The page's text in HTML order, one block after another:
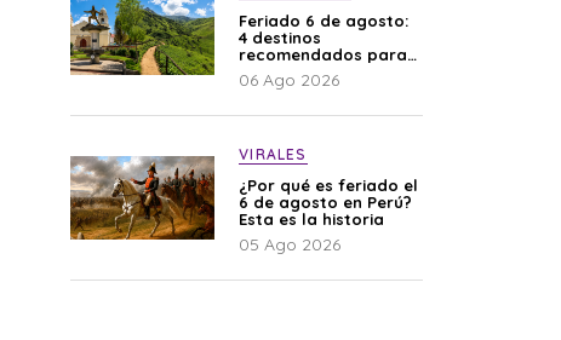
Feriado 6 de agosto:
4 destinos
recomendados para
disfrutar el descanso
06 Ago 2026
VIRALES
¿Por qué es feriado el
6 de agosto en Perú?
Esta es la historia
05 Ago 2026